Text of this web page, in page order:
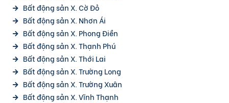
Bất động sản X. Cờ Đỏ
Bất động sản X. Nhơn Ái
Bất động sản X. Phong Điền
Bất động sản X. Thạnh Phú
Bất động sản X. Thới Lai
Bất động sản X. Trường Long
Bất động sản X. Trường Xuân
Bất động sản X. Vĩnh Thạnh